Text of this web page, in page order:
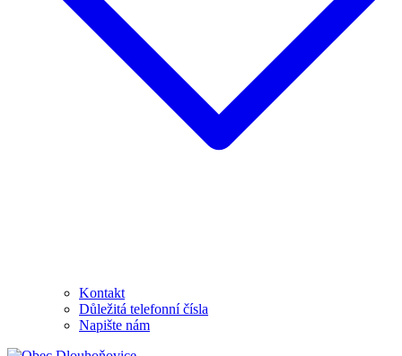
Kontakt
Důležitá telefonní čísla
Napište nám